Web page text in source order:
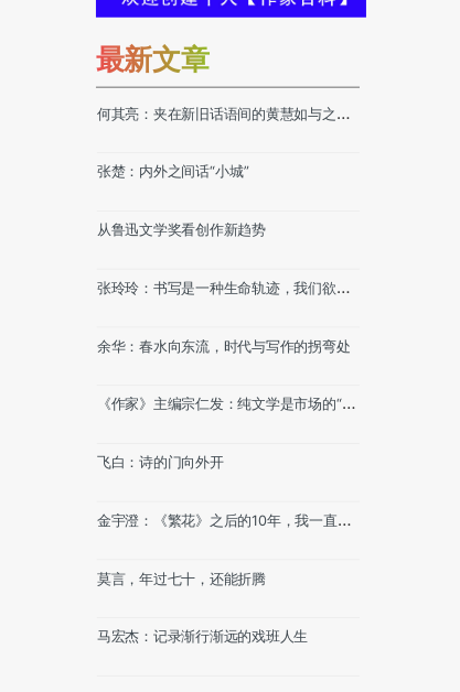
何其亮：夹在新旧话语间的黄慧如与之能
张楚：内外之间话“小城”
从鲁迅文学奖看创作新趋势
张玲玲：书写是一种生命轨迹，我们欲求
余华：春水向东流，时代与写作的拐弯处
《作家》主编宗仁发：纯文学是市场的“解
飞白：诗的门向外开
金宇澄：《繁花》之后的10年，我一直在
莫言，年过七十，还能折腾
马宏杰：记录渐行渐远的戏班人生
最新文章